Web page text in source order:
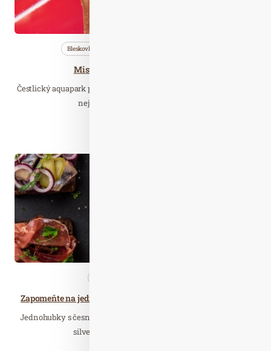
Bleskovky
Mistrovství v jízdě na tobogánu
Čestlický aquapark pořádá již jedenáctý ročník oblíbené soutěže v
nejrychlejší jízdě na tobogánu.…
Jednohubky s česnekovou pomazánkou, chlebíčky i kanapky –
silvestrovské oslavy se odjakživa…